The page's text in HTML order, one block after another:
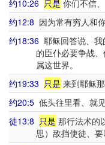
约10:26 只是 你们不信
约12:8 因为常有穷人和
约18:36 耶稣回答说、
的臣仆必要争战
属这世界。
约19:33 只是 来到耶稣
约20:5 低头往里看、就
徒13:8 只是 那行法术的
思）敌挡使徒、要